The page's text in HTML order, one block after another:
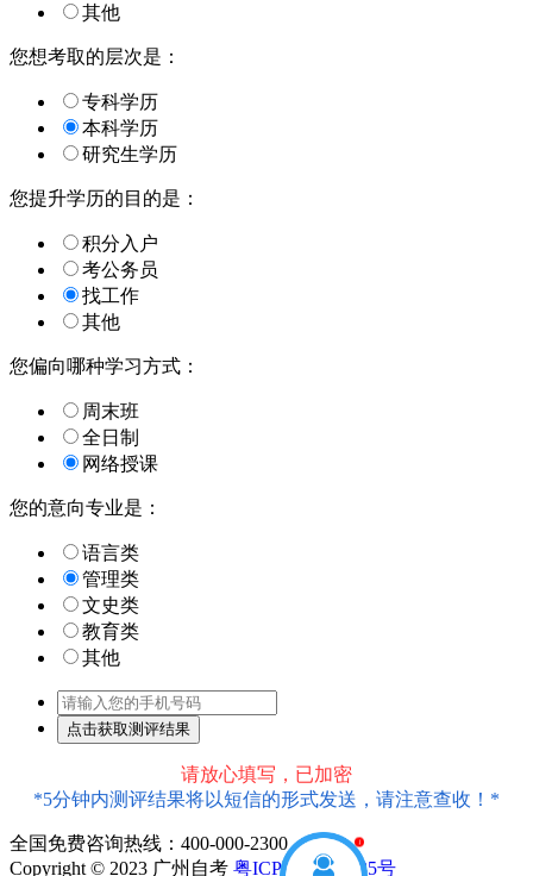
其他
您想考取的层次是：
专科学历
本科学历
研究生学历
您提升学历的目的是：
积分入户
考公务员
找工作
其他
您偏向哪种学习方式：
周末班
全日制
网络授课
您的意向专业是：
语言类
管理类
文史类
教育类
其他
请放心填写，已加密
*5分钟内测评结果将以短信的形式发送，请注意查收！*
全国免费咨询热线：400-000-2300
Copyright © 2023 广州自考 粤ICP备18016435号
1